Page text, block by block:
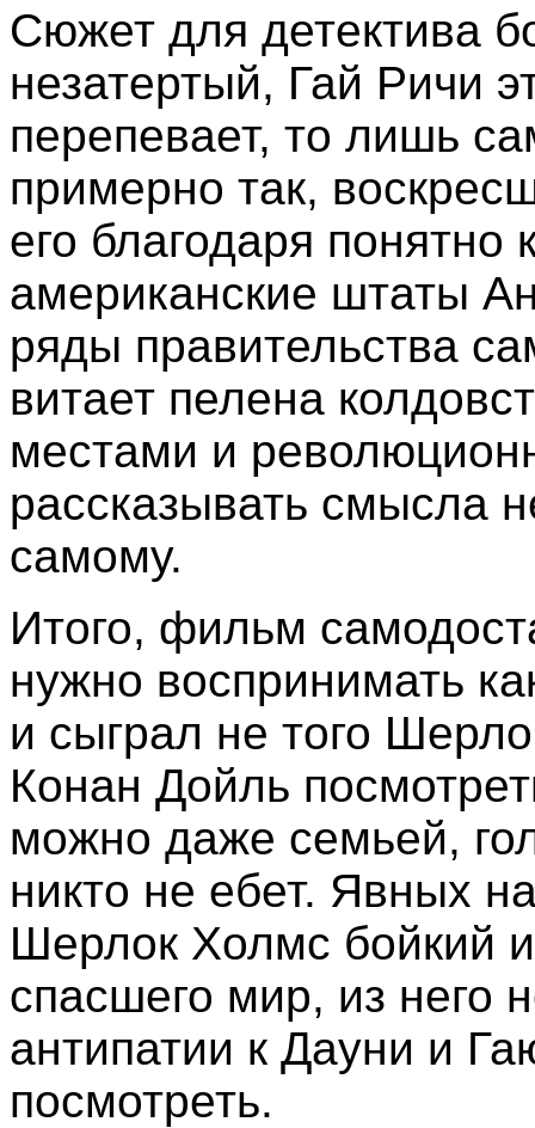
Сюжет для детектива
незатертый, Гай Ричи
перепевает, то лишь
примерно так,
его благодаря понятно
американские штаты
ряды правительства
витает пелена
местами и
рассказывать смысла
самому.
Итого, фильм
нужно воспринимать
и сыграл не того
Конан Дойль
можно даже семьей,
никто не ебет. Явных
Шерлок Холмс бойкий
спасшего мир, из него
антипатии к Дауни и
посмотреть.